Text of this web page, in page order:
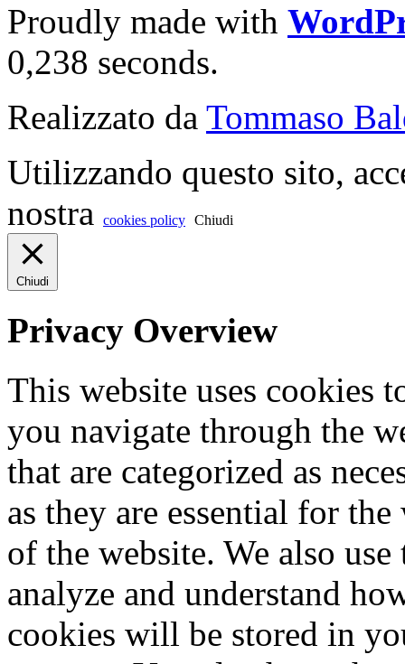
Proudly made with
0,238 seconds.
Realizzato da Tommaso
Utilizzando questo sito,
nostra
cookies policy Chiudi
Chiudi
Privacy Overview
This website uses cookies
you navigate through the
that are categorized as
as they are essential for
of the website. We also
analyze and understand
cookies will be stored in